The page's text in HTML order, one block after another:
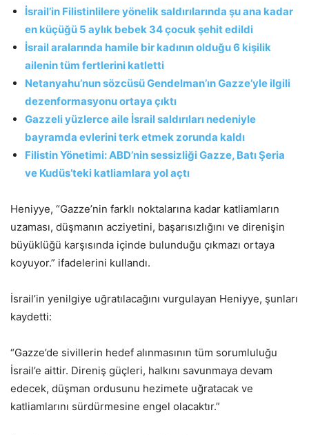
İsrail’in Filistinlilere yönelik saldırılarında şu ana kadar
en küçüğü 5 aylık bebek 34 çocuk şehit edildi
İsrail aralarında hamile bir kadının olduğu 6 kişilik
ailenin tüm fertlerini katletti
Netanyahu’nun sözcüsü Gendelman’ın Gazze’yle ilgili
dezenformasyonu ortaya çıktı
Gazzeli yüzlerce aile İsrail saldırıları nedeniyle
bayramda evlerini terk etmek zorunda kaldı
Filistin Yönetimi: ABD’nin sessizliği Gazze, Batı Şeria
ve Kudüs’teki katliamlara yol açtı
Heniyye, “Gazze’nin farklı noktalarına kadar katliamların
uzaması, düşmanın acziyetini, başarısızlığını ve direnişin
büyüklüğü karşısında içinde bulunduğu çıkmazı ortaya
koyuyor.” ifadelerini kullandı.
İsrail’in yenilgiye uğratılacağını vurgulayan Heniyye, şunları
kaydetti:
“Gazze’de sivillerin hedef alınmasının tüm sorumluluğu
İsrail’e aittir. Direniş güçleri, halkını savunmaya devam
edecek, düşman ordusunu hezimete uğratacak ve
katliamlarını sürdürmesine engel olacaktır.”